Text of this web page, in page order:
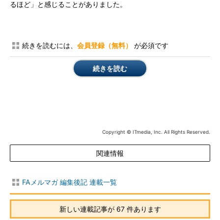
るほど」と感じることがありました。
続きを読むには、 会員登録（無料） が必須です
続きを読む
Copyright © ITmedia, Inc. All Rights Reserved.
関連情報
FAメルマガ 編集後記 連載一覧
新しい連載記事が 67 件あります